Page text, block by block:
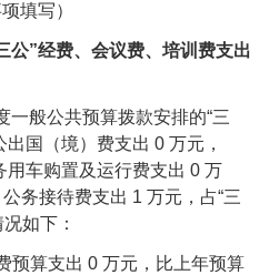
填写）
公”经费、会议费、培训费支出
般公共预算拨款安排的“三
国（境）费支出 0 万元，
用车购置及运行费支出 0 万
务接待费支出 1 万元，占“三
如下：
算支出 0 万元，比上年预算